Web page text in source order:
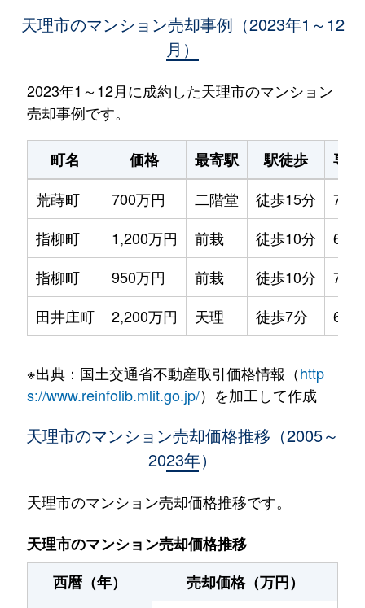
天理市のマンション売却事例（2023年1～12
月）
2023年1～12月に成約した天理市のマンション
売却事例です。
町名 価格 最寄駅 駅徒歩
専
荒蒔町
700万円 二階堂 徒歩15分
指柳町
1,200万円 前栽 徒歩10分
指柳町
950万円 前栽 徒歩10分
田井庄町
2,200万円 天理 徒歩7分
※出典：国土交通省不動産取引価格情報（http
s://www.reinfolib.mlit.go.jp/）を加工して作成
天理市のマンション売却価格推移（2005～
2023年）
天理市のマンション売却価格推移です。
天理市のマンション売却価格推移
西暦（年）
売却価格（万円）